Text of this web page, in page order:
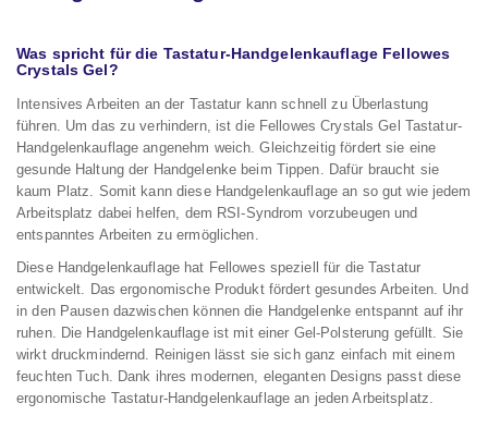
Was spricht für die Tastatur-Handgelenkauflage Fellowes
Crystals Gel?
Intensives Arbeiten an der Tastatur kann schnell zu Überlastung
führen. Um das zu verhindern, ist die Fellowes Crystals Gel Tastatur-
Handgelenkauflage angenehm weich. Gleichzeitig fördert sie eine
gesunde Haltung der Handgelenke beim Tippen. Dafür braucht sie
kaum Platz. Somit kann diese Handgelenkauflage an so gut wie jedem
Arbeitsplatz dabei helfen, dem RSI-Syndrom vorzubeugen und
entspanntes Arbeiten zu ermöglichen.
Diese Handgelenkauflage hat Fellowes speziell für die Tastatur
entwickelt. Das ergonomische Produkt fördert gesundes Arbeiten. Und
in den Pausen dazwischen können die Handgelenke entspannt auf ihr
ruhen. Die Handgelenkauflage ist mit einer Gel-Polsterung gefüllt. Sie
wirkt druckmindernd. Reinigen lässt sie sich ganz einfach mit einem
feuchten Tuch. Dank ihres modernen, eleganten Designs passt diese
ergonomische Tastatur-Handgelenkauflage an jeden Arbeitsplatz.